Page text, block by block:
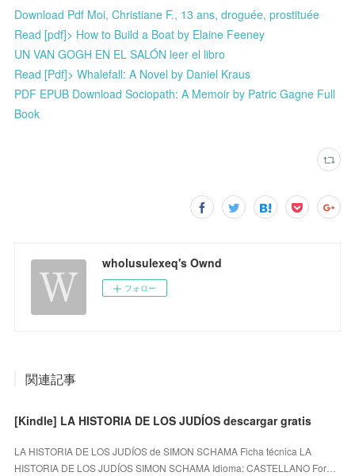
Download Pdf Moi, Christiane F., 13 ans, droguée, prostituée
Read [pdf]> How to Build a Boat by Elaine Feeney
UN VAN GOGH EN EL SALÓN leer el libro
Read [Pdf]> Whalefall: A Novel by Daniel Kraus
PDF EPUB Download Sociopath: A Memoir by Patric Gagne Full
Book
wholusulexeq's Ownd
フォロー
関連記事
[Kindle] LA HISTORIA DE LOS JUDÍOS descargar gratis
LA HISTORIA DE LOS JUDÍOS de SIMON SCHAMA Ficha técnica LA
HISTORIA DE LOS JUDÍOS SIMON SCHAMA Idioma: CASTELLANO For…